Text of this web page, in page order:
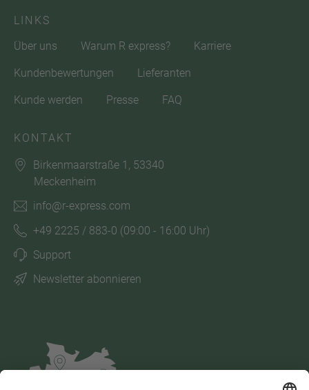
LINKS
Über uns
Warum R express? Karriere
Kundenbewertungen Lieferanten
Kunde werden Presse FAQ
KONTAKT
Birkenmaarstraße 1, 53340
Meckenheim
info@r-express.com
+49 2225 / 883-0 (09:00 - 16:00 Uhr)
Support
Newsletter abonnieren